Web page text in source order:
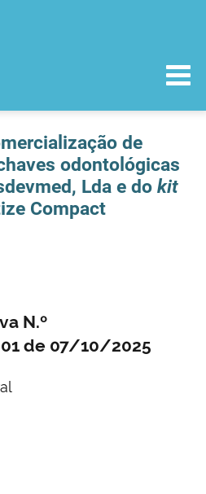
de
odontológicas
Lda e do kit
Compact
N.º
de 07/10/2025